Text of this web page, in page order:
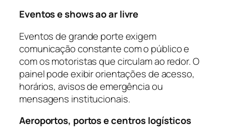
Eventos e shows ao ar livre
Eventos de grande porte exigem
comunicação constante com o público e
com os motoristas que circulam ao redor. O
painel pode exibir orientações de acesso,
horários, avisos de emergência ou
mensagens institucionais.
Aeroportos, portos e centros logísticos